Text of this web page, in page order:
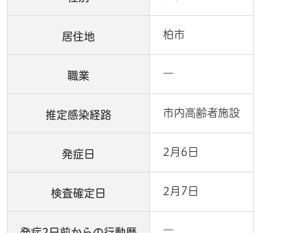
居住地 柏市
職業 ―
推定感染経路 市内高齢者施設
発症日 2月6日
検査確定日 2月7日
―